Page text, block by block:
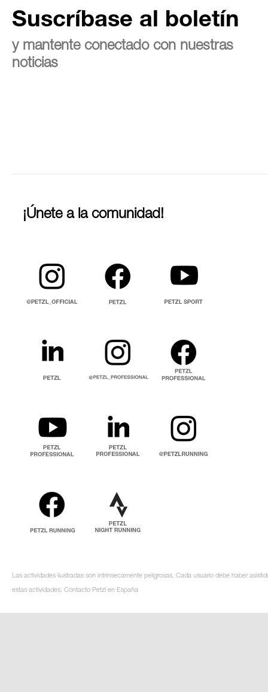
Suscríbase al boletín
y mantente conectado con nuestras
noticias
¡Únete a la comunidad!
Las actividades ilustradas son intrínsecamente peligrosas. Cada usuario debe haber
estas actividades. Contacto Petzl en España